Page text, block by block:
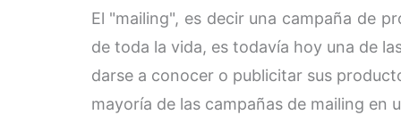
El "mailing", es decir una campaña de
de toda la vida, es todavía hoy una de
darse a conocer o publicitar sus
mayoría de las campañas de mailing en